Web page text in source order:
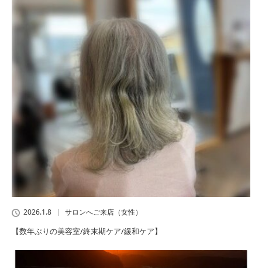
2026.1.8 サロンへご来店（女性）
【数年ぶりの美容室/終末期ケア/緩和ケア】